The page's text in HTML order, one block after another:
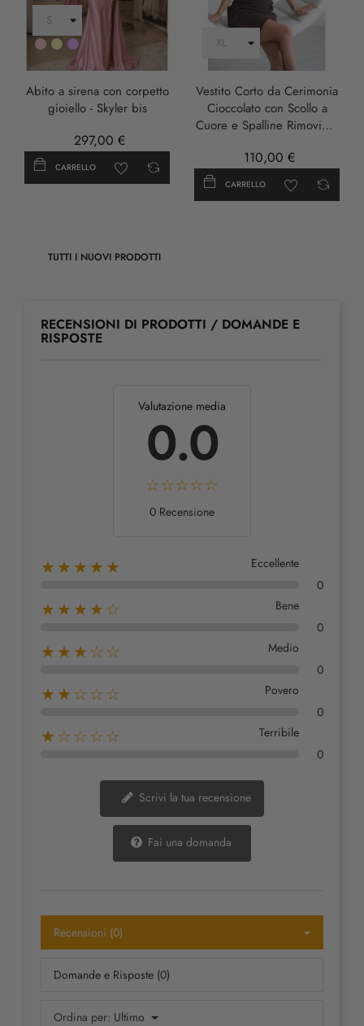
RosaOroLILLA
Abito a sirena con corpetto
gioiello - Skyler bis
297,00 €
CARRELLO
Vestito Corto da Cerimonia
Cioccolato con Scollo a
Cuore e Spalline Rimovibili
110,00 €
CARRELLO
TUTTI I NUOVI PRODOTTI
RECENSIONI DI PRODOTTI / DOMANDE E
RISPOSTE
Valutazione media
0.0
0 Recensione
★★★★★
Eccellente
0
★★★★☆
Bene
0
★★★☆☆
Medio
0
★★☆☆☆
Povero
0
★☆☆☆☆
Terribile
0
Scrivi la tua recensione
Fai una domanda
Recensioni (0)
Domande e Risposte (0)
Ordina per: Ultimo